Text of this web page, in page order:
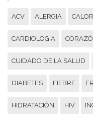
ACV ALERGIA CALOR
CARDIOLOGIA
CUIDADO DE LA SALUD
DIABETES FIEBRE
HIDRATACIÓN HIV